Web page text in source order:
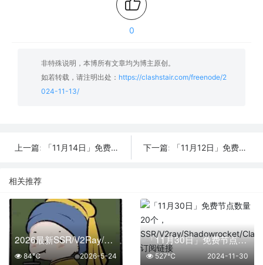
0
非特殊说明，本博所有文章均为博主原创。
如若转载，请注明出处： https://clashstair.com/freenode/2
024-11-13/
上一篇: 「11月14日」免费节点数量29个，SSR/V2ray/Shadowrocket/Clash订阅链接 下一篇: 「11月12日」免费节点数量24个，SSR/V2ray/Shadowrocket/Clash订阅链接
相关推荐
2026最新SSR/V2Ray/Clash免费节点 | 05月24日可用订阅
2026-5-24
84℃
「11月30日」免费节点数量20个，SSR/V2ray/Shadowrocket/Clash订阅链接
2024-11-30
527℃